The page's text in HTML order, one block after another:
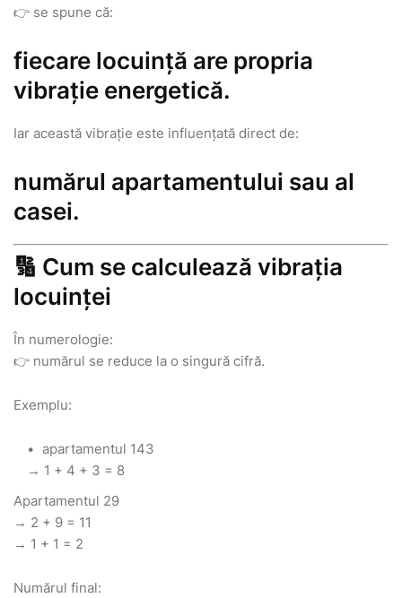
👉 se spune că:
fiecare locuință are propria
vibrație energetică.
Iar această vibrație este influențată direct de:
numărul apartamentului sau al
casei.
🔢 Cum se calculează vibrația
locuinței
În numerologie:
👉 numărul se reduce la o singură cifră.
Exemplu:
apartamentul 143
→ 1 + 4 + 3 = 8
Apartamentul 29
→ 2 + 9 = 11
→ 1 + 1 = 2
Numărul final: